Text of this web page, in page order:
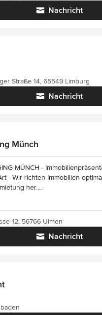
Nachricht
Nachricht
Straße 14, 65549 Limburg
Münch
MÜNCH -
- Wir richten Immobilien
her....
Nachricht
12, 56766 Ulmen